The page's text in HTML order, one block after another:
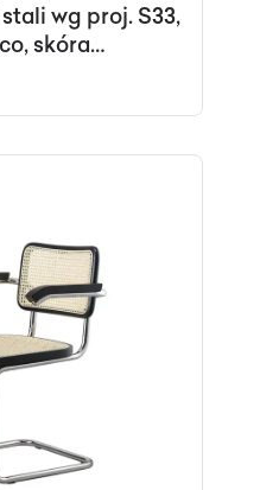
wg proj. S33,
skóra